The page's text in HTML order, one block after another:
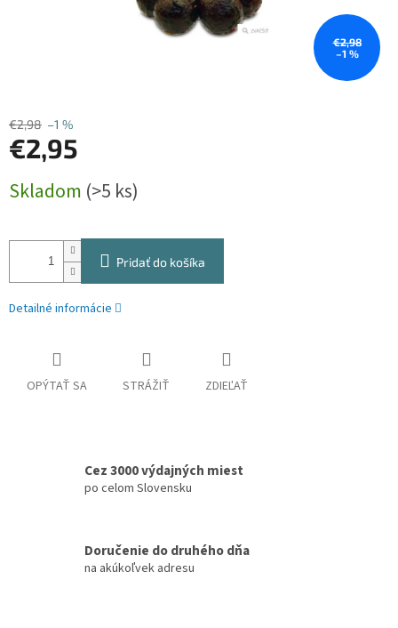
€2,98
–1 %
€2,98 –1 %
€2,95
cena:
Skladom (>5 ks)
Pridať do košíka
Detailné informácie
OPÝTAŤ SA STRÁŽIŤ ZDIEĽAŤ
Cez 3000 výdajných miest
po celom Slovensku
Doručenie do druhého dňa
na akúkoľvek adresu